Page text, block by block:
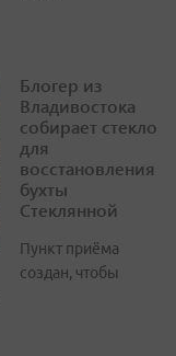
Блогер из
Владивостока
собирает стекло
для
восстановления
бухты
Стеклянной
Пункт приёма
создан, чтобы